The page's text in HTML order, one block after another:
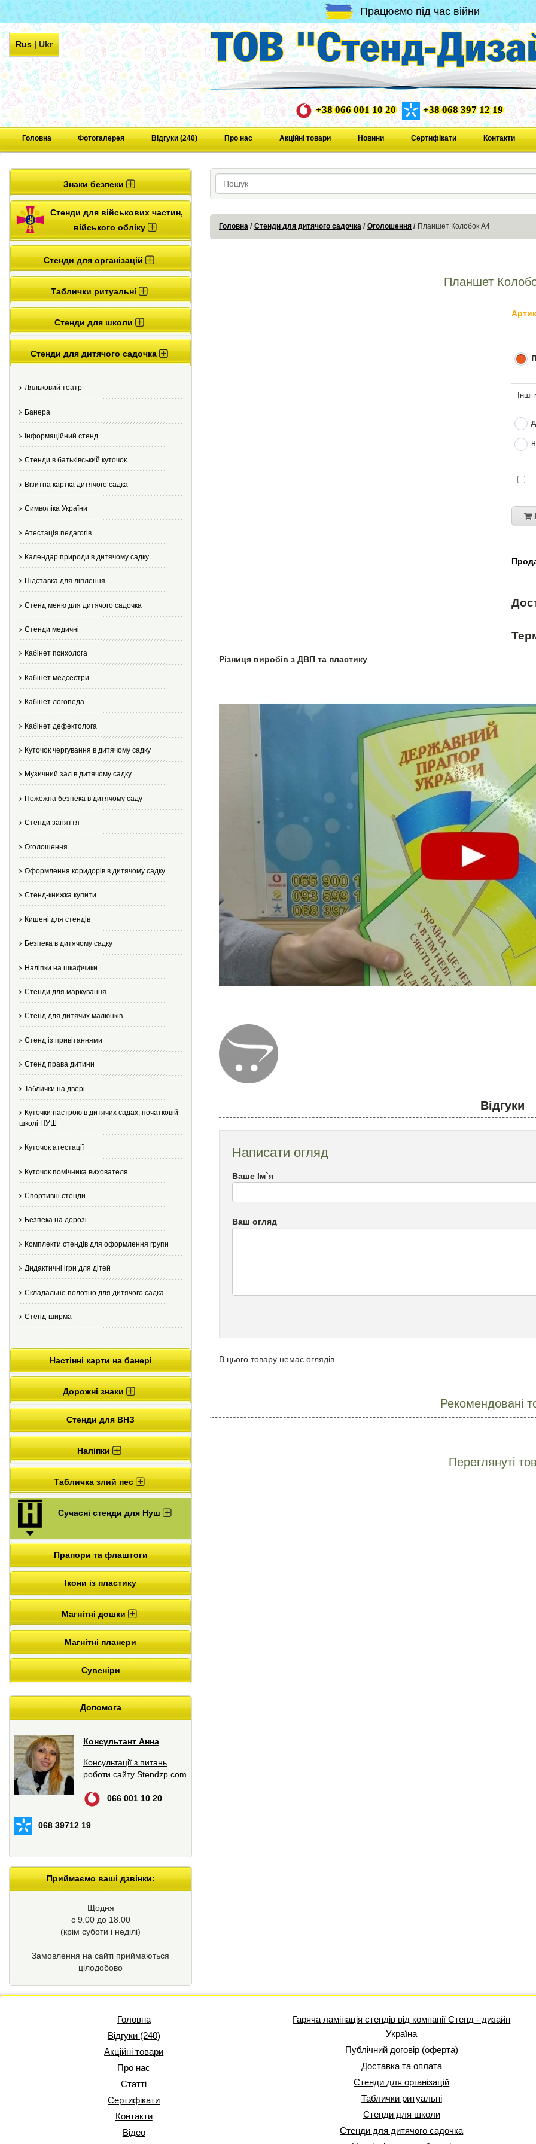
Працюємо під час війни
Rus|Ukr
+38 066 001 10 20 +38 068 397 12 19
Головна Фотогалерея Відгуки (240) Про нас Акційні товари Новини Сертифікати Контакти
Знаки безпеки
Стенди для військових частин,
війського обліку
Стенди для організацій
Таблички ритуальні
Стенди для школи
Стенди для дитячого садочка
Ляльковий театр
Банера
Інформаційний стенд
Стенди в батьківський куточок
Візитна картка дитячого садка
Cимволіка України
Атестація педагогів
Календар природи в дитячому садку
Підставка для ліплення
Стенд меню для дитячого садочка
Стенди медичні
Кабінет психолога
Кабінет медсестри
Кабінет логопеда
Кабінет дефектолога
Куточок чергування в дитячому садку
Музичний зал в дитячому садку
Пожежна безпека в дитячому саду
Стенди заняття
Оголошення
Оформлення коридорів в дитячому садку
Стенд-книжка купити
Кишені для стендів
Безпека в дитячому садку
Наліпки на шкафчики
Стенди для маркування
Стенд для дитячих малюнків
Стенд із привітаннями
Стенд права дитини
Таблички на двері
Куточки настрою в дитячих садах, початковій
школі НУШ
Куточок атестації
Куточок помічника вихователя
Спортивні стенди
Безпека на дорозі
Комплекти стендів для оформлення групи
Дидактичні ігри для дітей
Складальне полотно для дитячого садка
Стенд-ширма
Настінні карти на банері
Дорожні знаки
Стенди для ВНЗ
Наліпки
Табличка злий пес
Сучасні стенди для Нуш
Прапори та флаштоги
Ікони із пластику
Магнітні дошки
Магнітні планери
Сувеніри
Допомога
Консультант Анна
Консультації з питань
роботи сайту Stendzp.com
066 001 10 20
068 39712 19
Приймаємо ваші дзвінки:
Щодня
с 9.00 до 18.00
(крім суботи і неділі)
Замовлення на сайті приймаються
цілодобово
Головна Стенди для дитячого садочка Оголошення Планшет Колобок А4
Планшет
Різниця виробів з ДВП та пластику
Відгуки
Написати огляд
Ваше Ім`я
Ваш огляд
В цього товару немає оглядів.
Рекомендовані
Переглянуті
Головна
Відгуки (240)
Акційні товари
Про нас
Статті
Сертифікати
Контакти
Відео
Гаряча ламінація стендів від компанії Стенд - дизайн
Україна
Публічний договір (оферта)
Доставка та оплата
Стенди для організацій
Таблички ритуальні
Стенди для школи
Стенди для дитячого садочка